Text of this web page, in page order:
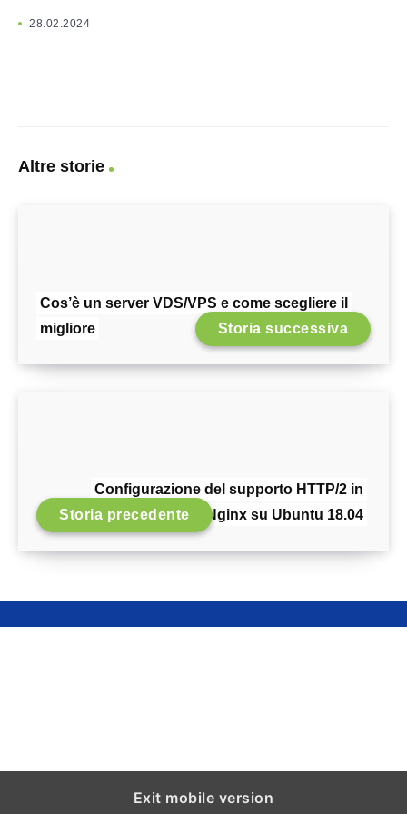
28.02.2024
Altre storie
Cos’è un server VDS/VPS e come scegliere il
migliore
Storia successiva
Configurazione del supporto HTTP/2 in
Nginx su Ubuntu 18.04
Storia precedente
Exit mobile version